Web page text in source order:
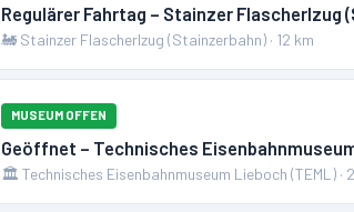
Regulärer Fahrtag – Stainzer Flascherlzug
🚂 Stainzer Flascherlzug (Stainzerbahn) · 12 km
MUSEUM OFFEN
Geöffnet – Technisches
🏛️ Technisches Eisenbahnmuseum Lieboch (TEML) · 2